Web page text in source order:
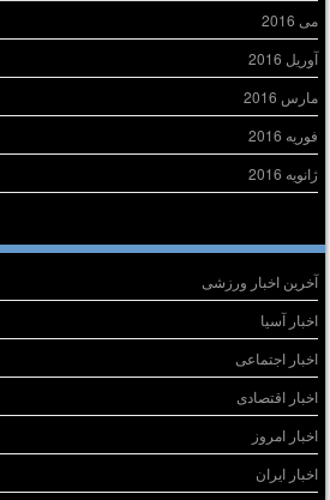
می 2016
آوریل 2016
مارس 2016
فوریه 2016
ژانویه 2016
آخرین اخبار ورزشی
اخبار آسیا
اخبار اجتماعی
اخبار اقتصادی
اخبار امروز
اخبار ایران